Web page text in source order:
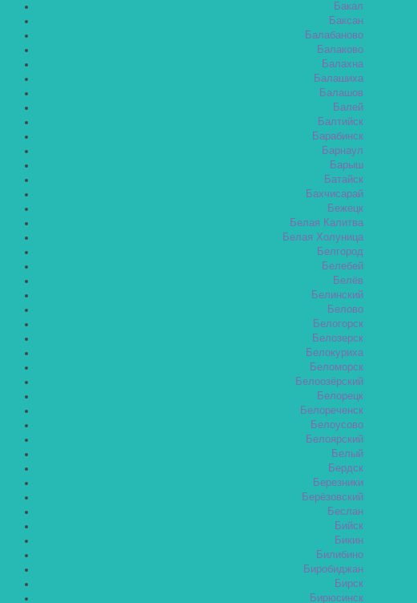
Бакал
Баксан
Балабаново
Балаково
Балахна
Балашиха
Балашов
Балей
Балтийск
Барабинск
Барнаул
Барыш
Батайск
Бахчисарай
Бежецк
Белая Калитва
Белая Холуница
Белгород
Белебей
Белёв
Белинский
Белово
Белогорск
Белозерск
Белокуриха
Беломорск
Белоозёрский
Белорецк
Белореченск
Белоусово
Белоярский
Белый
Бердск
Березники
Берёзовский
Беслан
Бийск
Бикин
Билибино
Биробиджан
Бирск
Бирюсинск